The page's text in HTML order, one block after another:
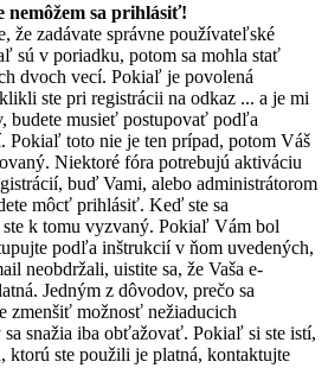
nemôžem sa prihlásiť!
že zadávate správne používateľské
sú v poriadku, potom sa mohla stať
dvoch vecí. Pokiaľ je povolená
ste pri registrácii na odkaz ... a je mi
budete musieť postupovať podľa
Pokiaľ toto nie je ten prípad, potom Váš
Niektoré fóra potrebujú aktiváciu
buď Vami, alebo administrátorom
môcť prihlásiť. Keď ste sa
k tomu vyzvaný. Pokiaľ Vám bol
podľa inštrukcií v ňom uvedených,
neobdržali, uistite sa, že Vaša e-
Jedným z dôvodov, prečo sa
zmenšiť možnosť nežiaducich
snažia iba obťažovať. Pokiaľ si ste istí,
ktorú ste použili je platná, kontaktujte